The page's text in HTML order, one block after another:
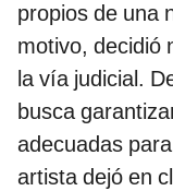
propios de una
motivo, decidió
la vía judicial.
busca
adecuadas
artista dejó en